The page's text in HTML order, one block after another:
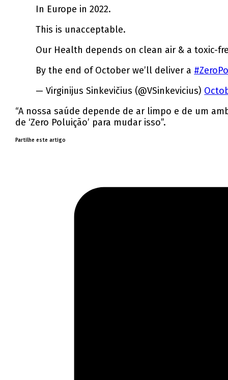
In Europe in 2022.
This is unacceptable.
Our Health depends on clean air & a toxic-
By the end of October we’ll deliver a
— Virginijus Sinkevičius (@VSinkevicius)
“A nossa saúde depende de ar limpo e de um
de ‘Zero Poluição’ para mudar isso”.
Partilhe este artigo